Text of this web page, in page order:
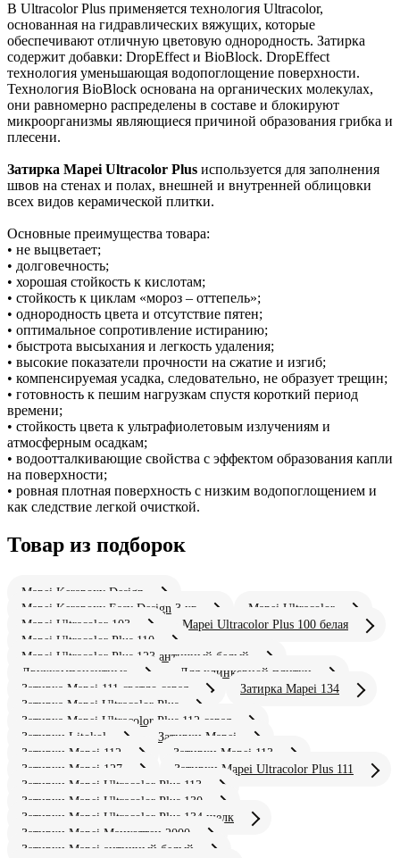
В Ultracolor Plus применяется технология Ultracolor,
основанная на гидравлических вяжущих, которые
обеспечивают отличную цветовую однородность. Затирка
содержит добавки: DropEffect и BioBlock. DropEffect
технология уменьшающая водопоглощение поверхности.
Технология BioBlock основана на органических молекулах,
они равномерно распределены в составе и блокируют
микроорганизмы являющиеся причиной образования грибка и
плесени.
Затирка Mapei Ultracolor Plus используется для заполнения
швов на стенах и полах, внешней и внутренней облицовки
всех видов керамической плитки.
Основные преимущества товара:
• не выцветает;
• долговечность;
• хорошая стойкость к кислотам;
• стойкость к циклам «мороз – оттепель»;
• однородность цвета и отсутствие пятен;
• оптимальное сопротивление истиранию;
• быстрота высыхания и легкость удаления;
• высокие показатели прочности на сжатие и изгиб;
• компенсируемая усадка, следовательно, не образует трещин;
• готовность к пешим нагрузкам спустя короткий период
времени;
• стойкость цвета к ультрафиолетовым излучениям и
атмосферным осадкам;
• водоотталкивающие свойства с эффектом образования капли
на поверхности;
• ровная плотная поверхность с низким водопоглощением и
как следствие легкой очисткой.
Товар из подборок
Mapei Kerapoxy Design
Mapei Kerapoxy Easy Design 3 кг
Mapei Ultracolor
Mapei Ultracolor 103
Mapei Ultracolor Plus 100 белая
Mapei Ultracolor Plus 110
Mapei Ultracolor Plus 123 античный белый
Двухкомпонентные
Для клинкерной плитки
Затирка Mapei 111 светло серая
Затирка Mapei 134
Затирка Mapei Ultracolor Plus
Затирка Mapei Ultracolor Plus 112 серая
Затирки Litokol
Затирки Mapei
Затирки Mapei 112
Затирки Mapei 113
Затирки Mapei 127
Затирки Mapei Ultracolor Plus 111
Затирки Mapei Ultracolor Plus 113
Затирки Mapei Ultracolor Plus 130
Затирки Mapei Ultracolor Plus 134 шелк
Затирки Mapei Манхэттен 2000
Затирки Mapei античный белый